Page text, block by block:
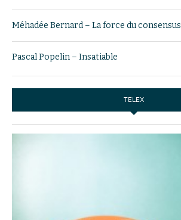
Méhadée Bernard – La force du consensus
Pascal Popelin – Insatiable
TELEX